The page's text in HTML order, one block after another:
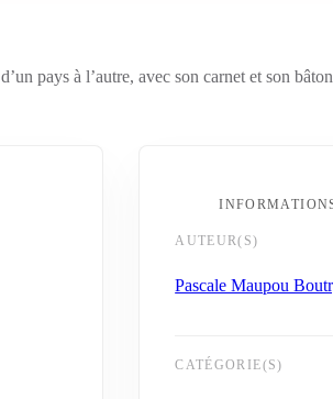
pays à l’autre, avec son carnet et son
AUTEUR(S)
Pascale Maupou
CATÉGORIE(S)